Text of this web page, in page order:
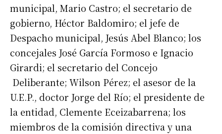
municipal, Mario Castro; el secretario de
gobierno, Héctor Baldomiro; el jefe de
Despacho municipal, Jesús Abel Blanco; los
concejales José García Formoso e Ignacio
Girardi; el secretario del Concejo
Deliberante; Wilson Pérez; el asesor de la
U.E.P., doctor Jorge del Río; el presidente de
la entidad, Clemente Eceizabarrena; los
miembros de la comisión directiva y una